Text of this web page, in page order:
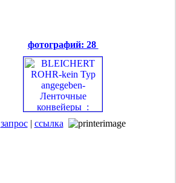
фотографий: 28
запрос| ссылка